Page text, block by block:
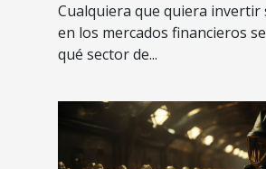
Cualquiera que quiera invertir
en los mercados financieros
qué sector de...